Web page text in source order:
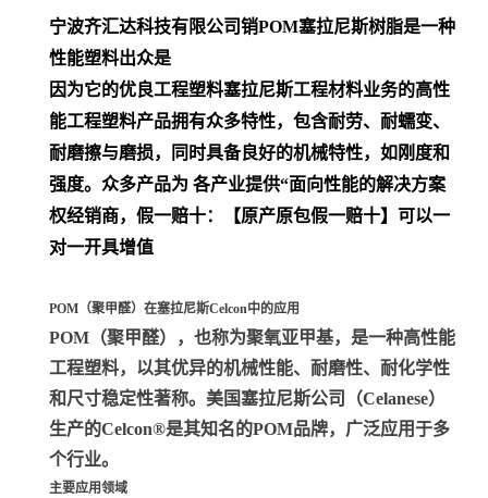
宁波齐汇达科技有限公司销POM塞拉尼斯树脂是一种
性能塑料出众是
因为它的优良工程塑料塞拉尼斯工程材料业务的高性
能工程塑料产品拥有众多特性，包含耐劳、耐蠕变、
耐磨擦与磨损，同时具备良好的机械特性，如刚度和
强度。众多产品为 各产业提供“面向性能的解决方案
权经销商，假一赔十：【原产原包假一赔十】可以一
对一开具增值
POM（聚甲醛）在塞拉尼斯Celcon中的应用
POM（聚甲醛）
，也称为聚氧亚甲基，是一种高性能
工程塑料，以其优异的机械性能、耐磨性、耐化学性
和尺寸稳定性著称。美国塞拉尼斯公司（Celanese）
生产的Celcon®是其知名的POM品牌，广泛应用于多
个行业。
主要应用领域